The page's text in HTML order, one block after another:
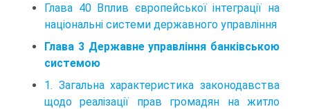
Глава 40 Вплив європейської інтеграції на
національні системи державного управління
Глава 3 Державне управління банківською
системою
1. Загальна характеристика законодавства
щодо реалізації прав громадян на житло